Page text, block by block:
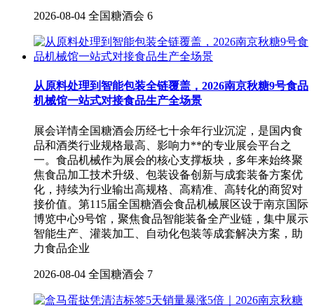
2026-08-04 全国糖酒会 6
从原料处理到智能包装全链覆盖，2026南京秋糖9号食品
机械馆一站式对接食品生产全场景
展会详情全国糖酒会历经七十余年行业沉淀，是国内食
品和酒类行业规格最高、影响力**的专业展会平台之
一。食品机械作为展会的核心支撑板块，多年来始终聚
焦食品加工技术升级、包装设备创新与成套装备方案优
化，持续为行业输出高规格、高精准、高转化的商贸对
接价值。第115届全国糖酒会食品机械展区设于南京国际
博览中心9号馆，聚焦食品智能装备全产业链，集中展示
智能生产、灌装加工、自动化包装等成套解决方案，助
力食品企业
2026-08-04 全国糖酒会 7